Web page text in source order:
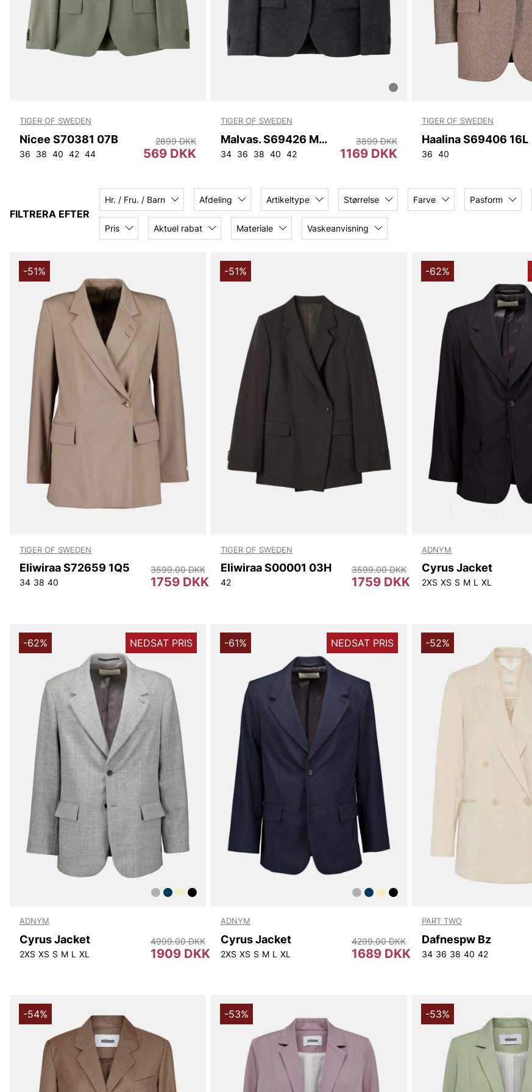
TIGER OF SWEDEN
Nicee S70381 07B
36 38 40 42 44 569 DKK
2899 DKK
TIGER OF SWEDEN
Malvas. S69426 M02
34 36 38 40 42 1169 DKK
3899 DKK
TIGER OF SWEDEN
Haalina S69406 16L
36 40
FILTRERA EFTER
Hr. / Fru. / Barn Afdeling Artikeltype Størrelse Farve Pasform
Pris Aktuel rabat Materiale Vaskeanvisning
-51%
TIGER OF SWEDEN
Eliwiraa S72659 1Q5
34 38 40 1759 DKK
3599.00 DKK
-51%
TIGER OF SWEDEN
Eliwiraa S00001 03H
42 1759 DKK
3599.00 DKK
-62%
ADNYM
Cyrus Jacket
2XS XS S M L XL
-62% NEDSAT PRIS
ADNYM
Cyrus Jacket
2XS XS S M L XL 1909 DKK
4999.00 DKK
-61% NEDSAT PRIS
ADNYM
Cyrus Jacket
2XS XS S M L XL 1689 DKK
4299.00 DKK
-52%
PART TWO
Dafnespw Bz
34 36 38 40 42
-54% -53% -53%